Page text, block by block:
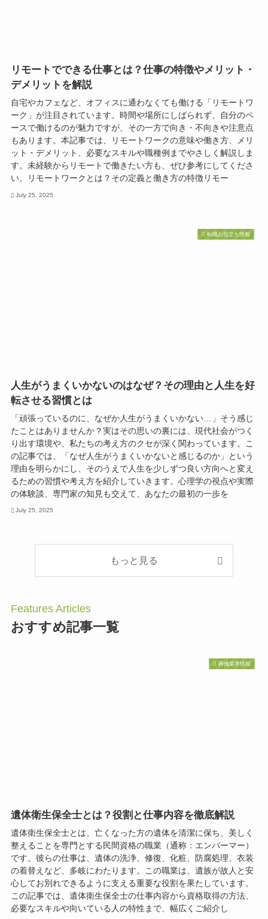
リモートでできる仕事とは？仕事の特徴やメリット・
デメリットを解説
自宅やカフェなど、オフィスに通わなくても働ける「リモートワ
ーク」が注目されています。時間や場所にしばられず、自分のペ
ースで働けるのが魅力ですが、その一方で向き・不向きや注意点
もあります。本記事では、リモートワークの意味や働き方、メリ
ット・デメリット、必要なスキルや職種例までやさしく解説しま
す。未経験からリモートで働きたい方も、ぜひ参考にしてくださ
い。リモートワークとは？その定義と働き方の特徴リモー
July 25, 2025
転職お役立ち情報
人生がうまくいかないのはなぜ？その理由と人生を好
転させる習慣とは
「頑張っているのに、なぜか人生がうまくいかない…」そう感じ
たことはありませんか？実はその思いの裏には、現代社会がつく
り出す環境や、私たちの考え方のクセが深く関わっています。こ
の記事では、「なぜ人生がうまくいかないと感じるのか」という
理由を明らかにし、そのうえで人生を少しずつ良い方向へと変え
るための習慣や考え方を紹介していきます。心理学の視点や実際
の体験談、専門家の知見も交えて、あなたの最初の一歩を
July 25, 2025
もっと見る
Features Articles
おすすめ記事一覧
葬儀業界情報
遺体衛生保全士とは？役割と仕事内容を徹底解説
遺体衛生保全士とは、亡くなった方の遺体を清潔に保ち、美しく
整えることを専門とする民間資格の職業（通称：エンバーマー）
です。彼らの仕事は、遺体の洗浄、修復、化粧、防腐処理、衣装
の着替えなど、多岐にわたります。この職業は、遺族が故人と安
心してお別れできるように支える重要な役割を果たしています。
この記事では、遺体衛生保全士の仕事内容から資格取得の方法、
必要なスキルや向いている人の特性まで、幅広くご紹介し